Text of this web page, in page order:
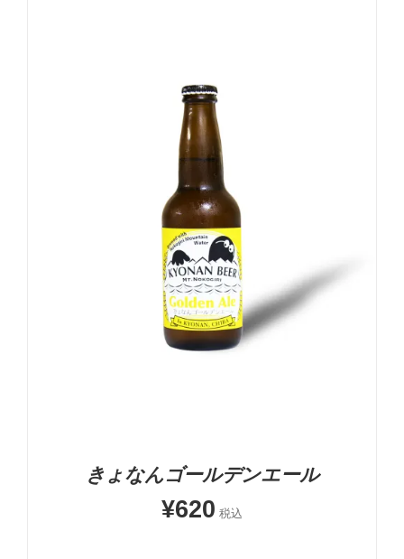
お買い物カゴに追加
詳細
きょなんゴールデンエール
¥620 税込